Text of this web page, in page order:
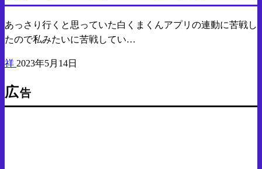
あっさり行くと思っていた白くまくんアプリの連動に苦戦し
たので私みたいに苦戦してい…
祥 2023年5月14日
広告